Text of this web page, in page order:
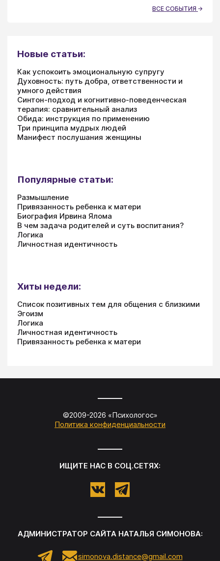
ВСЕ СОБЫТИЯ
Новые статьи:
Как успокоить эмоциональную супругу
Духовность: путь добра, ответственности и
умного действия
Синтон-подход и когнитивно-поведенческая
терапия: сравнительный анализ
Обида: инструкция по применению
Три принципа мудрых людей
Манифест послушания женщины
Популярные статьи:
Размышление
Привязанность ребенка к матери
Биография Ирвина Ялома
В чем задача родителей и суть воспитания?
Логика
Личностная идентичность
Хиты недели:
Список позитивных тем для общения с близкими
Эгоизм
Логика
Личностная идентичность
Привязанность ребенка к матери
©2009-2026 «Психологос»
Политика конфиденциальности
ИЩИТЕ НАС В СОЦ.СЕТЯХ:
АДМИНИСТРАТОР САЙТА НАТАЛЬЯ СИМОНОВА:
simonova.distance@gmail.com